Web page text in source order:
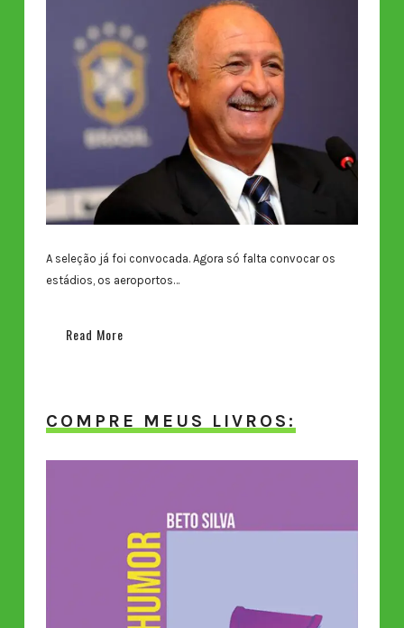
A seleção já foi convocada. Agora só falta convocar os
estádios, os aeroportos…
Read More
COMPRE MEUS LIVROS: